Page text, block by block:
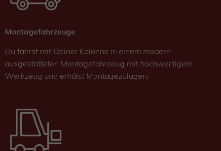
Montagefahrzeuge
Du fährst mit Deiner Kolonne in einem modern
ausgestatteten Montagefahrzeug mit hochwertigem
Werkzeug und erhälst Montagezulagen.